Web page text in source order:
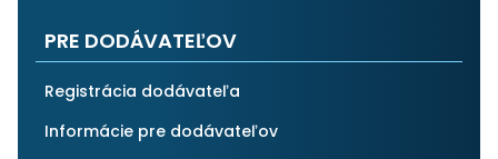
PRE DODÁVATEĽOV
Registrácia dodávateľa
Informácie pre dodávateľov